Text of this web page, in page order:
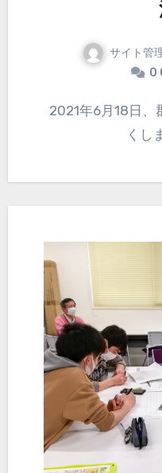
サイト管
0
2021年6月18日、郡山市フィールドでは ふ
くし